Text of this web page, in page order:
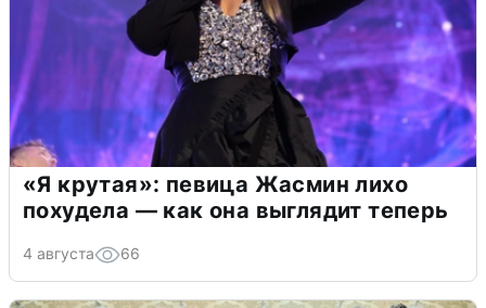
«Я крутая»: певица Жасмин лихо
похудела — как она выглядит теперь
4 августа 66